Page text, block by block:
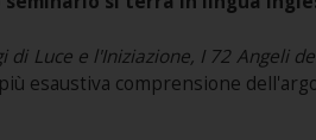
di Luce e l'Iniziazione, I 72 Angeli
esaustiva comprensione